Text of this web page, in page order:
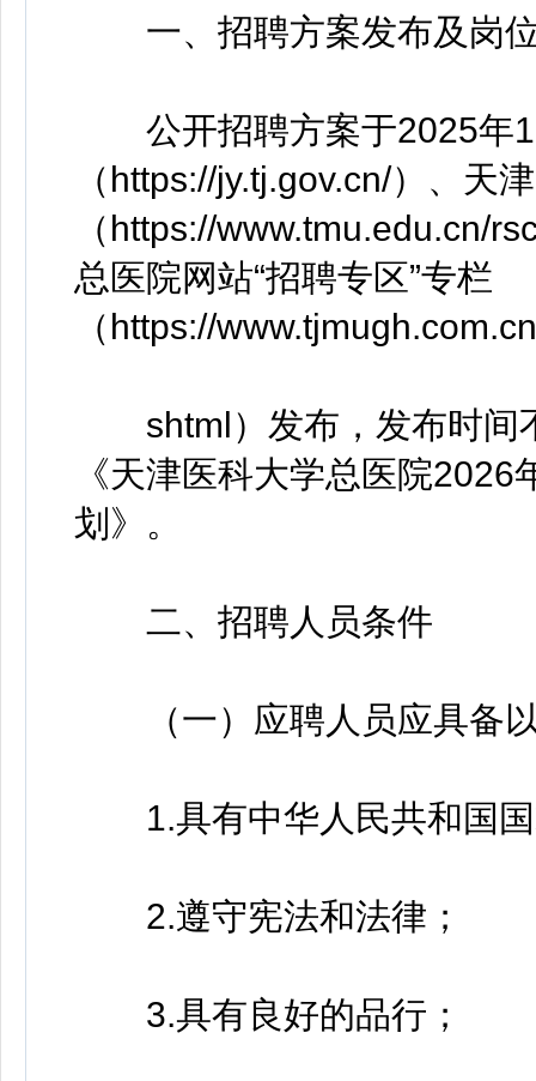
一、招聘方案发布及岗
公开招聘方案于2025年
（https://jy.tj.gov.cn/）、天
（https://www.tmu.edu.cn/
总医院网站“招聘专区”专栏
（https://
shtml）发布，发布时间
《天津医科大学总医院
划》。
二、招聘人员条件
（一）应聘人员应具备
1.具有中华人民共和国国
2.遵守宪法和法律；
3.具有良好的品行；